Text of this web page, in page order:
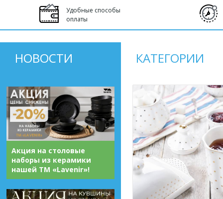
Удобные способы
оплаты
НОВОСТИ
Акция на столовые
наборы из керамики
нашей ТМ «Lavenir»!
КАТЕГОРИИ